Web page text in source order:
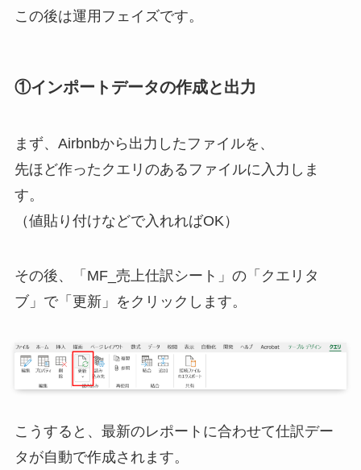
この後は運用フェイズです。
①インポートデータの作成と出力
まず、Airbnbから出力したファイルを、
先ほど作ったクエリのあるファイルに入力しま
す。
（値貼り付けなどで入れればOK）
その後、「MF_売上仕訳シート」の「クエリタ
ブ」で「更新」をクリックします。
こうすると、最新のレポートに合わせて仕訳デー
タが自動で作成されます。